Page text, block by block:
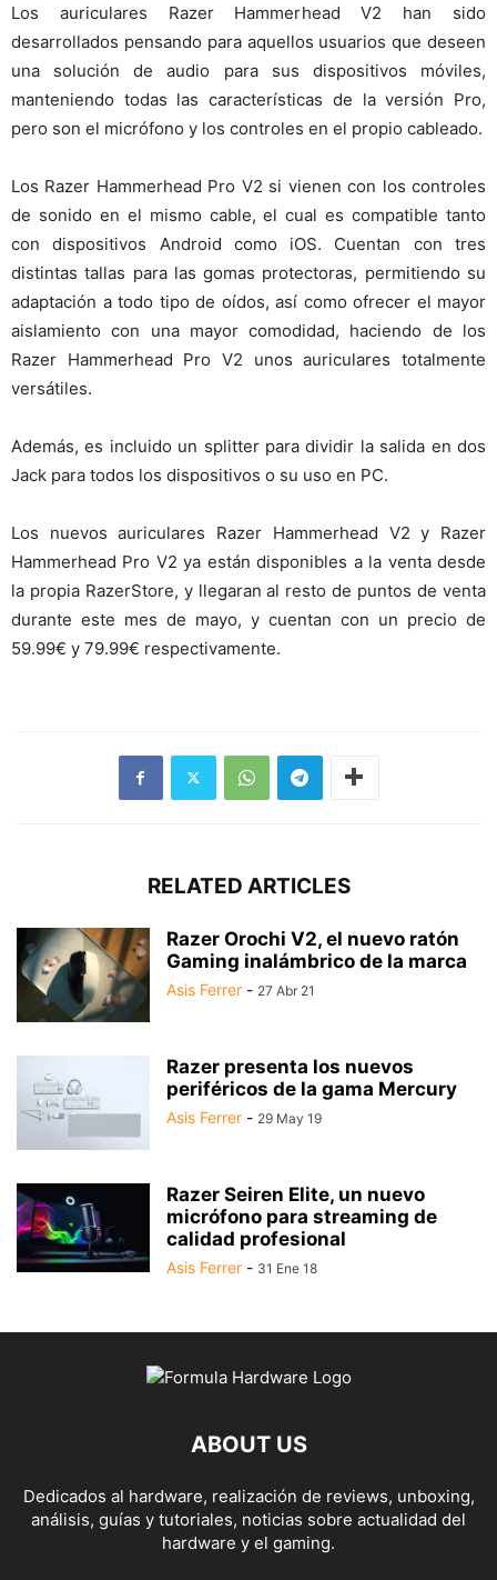
Los auriculares Razer Hammerhead V2 han sido
desarrollados pensando para aquellos usuarios que deseen
una solución de audio para sus dispositivos móviles,
manteniendo todas las características de la versión Pro,
pero son el micrófono y los controles en el propio cableado.
Los Razer Hammerhead Pro V2 si vienen con los controles
de sonido en el mismo cable, el cual es compatible tanto
con dispositivos Android como iOS. Cuentan con tres
distintas tallas para las gomas protectoras, permitiendo su
adaptación a todo tipo de oídos, así como ofrecer el mayor
aislamiento con una mayor comodidad, haciendo de los
Razer Hammerhead Pro V2 unos auriculares totalmente
versátiles.
Además, es incluido un splitter para dividir la salida en dos
Jack para todos los dispositivos o su uso en PC.
Los nuevos auriculares Razer Hammerhead V2 y Razer
Hammerhead Pro V2 ya están disponibles a la venta desde
la propia RazerStore, y llegaran al resto de puntos de venta
durante este mes de mayo, y cuentan con un precio de
59.99€ y 79.99€ respectivamente.
RELATED ARTICLES
Razer Orochi V2, el nuevo ratón
Gaming inalámbrico de la marca
Asis Ferrer - 27 Abr 21
Razer presenta los nuevos
periféricos de la gama Mercury
Asis Ferrer - 29 May 19
Razer Seiren Elite, un nuevo
micrófono para streaming de
calidad profesional
Asis Ferrer - 31 Ene 18
ABOUT US
Dedicados al hardware, realización de reviews, unboxing,
análisis, guías y tutoriales, noticias sobre actualidad del
hardware y el gaming.